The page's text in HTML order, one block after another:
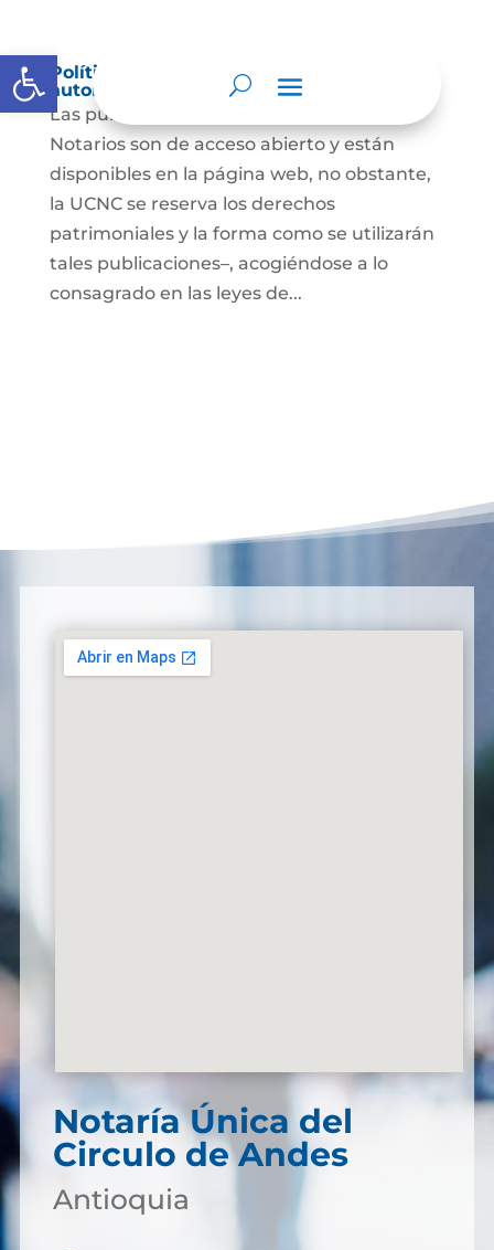
Abrir barra de herramientas
Política de derechos de autor y/o
autorización de uso sobre los contenidos
Las publicaciones de la UCNC y de los
Notarios son de acceso abierto y están
disponibles en la página web, no obstante,
la UCNC se reserva los derechos
patrimoniales y la forma como se utilizarán
tales publicaciones–, acogiéndose a lo
consagrado en las leyes de...
Notaría Única del
Circulo de Andes
Antioquia